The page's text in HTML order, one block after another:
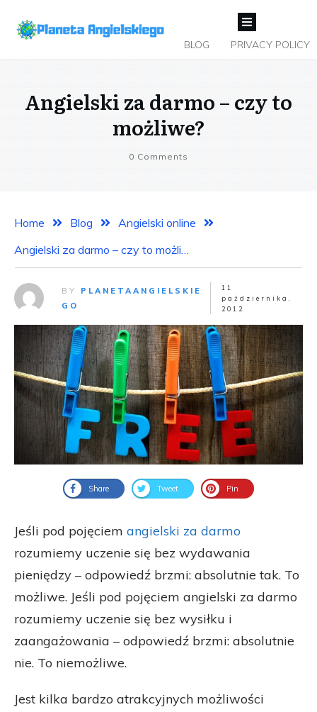
BLOG PRIVACY POLICY
Angielski za darmo – czy to
możliwe?
0 Comments
Home Blog
Angielski online
BY PLANETAANGIELSKIE
GO
11
października,
2012
Share Tweet Pin
Jeśli pod pojęciem angielski za darmo
rozumiemy uczenie się bez wydawania
pieniędzy – odpowiedź brzmi: absolutnie tak. To
możliwe. Jeśli pod pojęciem angielski za darmo
rozumiemy uczenie się bez wysiłku i
zaangażowania – odpowiedź brzmi: absolutnie
nie. To niemożliwe.
Jest kilka bardzo atrakcyjnych możliwości